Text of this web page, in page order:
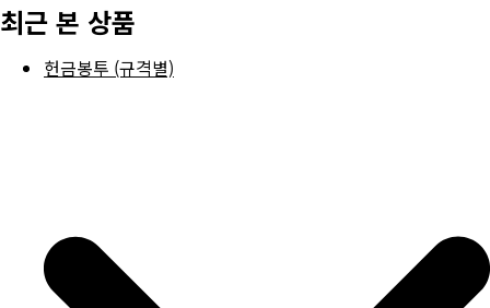
최근 본 상품
헌금봉투 (규격별)